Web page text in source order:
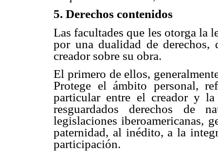
5. Derechos contenidos
Las facultades que les otorga la
por una dualidad de derechos,
creador sobre su obra.
El primero de ellos,
Protege el ámbito personal,
particular entre el creador y
resguardados derechos de
legislaciones iberoamericanas,
paternidad, al inédito, a la
participación.